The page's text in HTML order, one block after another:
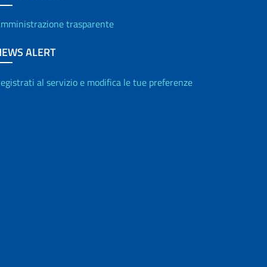
trasparente
ALERT
al servizio e modifica le tue preferenze